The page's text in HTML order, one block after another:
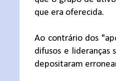
que era oferecida.
Ao contrário dos
difusos e lideranças
depositaram